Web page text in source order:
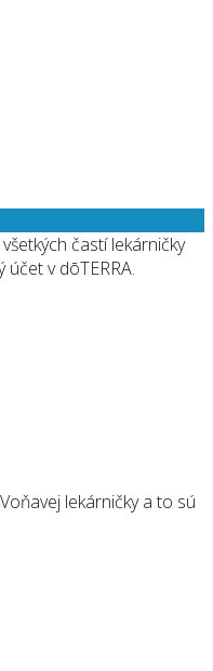
častí lekárničky
v dōTERRA.
lekárničky a to sú